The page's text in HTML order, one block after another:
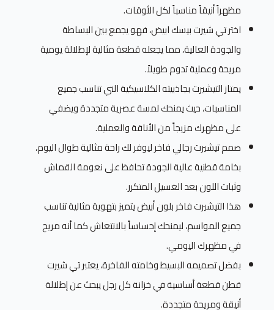
مظهراً أنيقاً مناسباً لكل الأوقات.
اختر تي شيرت بيسك ابيض، فهو يجمع بين البساطة
والجودة العالية، مما يجعله قطعة مثالية لإطلالة يومية
مريحة وعملية تدوم طويلاً.
يمتاز التيشيرت بجاذبيته الكلاسيكية التي تناسب جميع
المناسبات، حيث يمنحك لمسة عصرية متجددة ويضفي
على مظهرك مزيجاً من الأناقة والعملية.
صمم تيشيرت رجالي فاخر ليوفر لك راحة مثالية طوال اليوم،
بخامة قطنية عالية الجودة تحافظ على نعومة القماش
وثبات اللون بعد الغسيل المتكرر.
هذا التيشيرت فاخر بلون أبيض يتميز بتهوية مثالية تناسب
جميع المواسم، ليمنحك إحساساً بالانتعاش كما أنه مريح
في مظهرك اليومي.
بفضل تصميمه البسيط وخامته الفاخرة، يعتبر تي شيرت
قطن قطعة أساسية في خزانة كل رجل يبحث عن إطلالة
أنيقة ومريحة متجددة.